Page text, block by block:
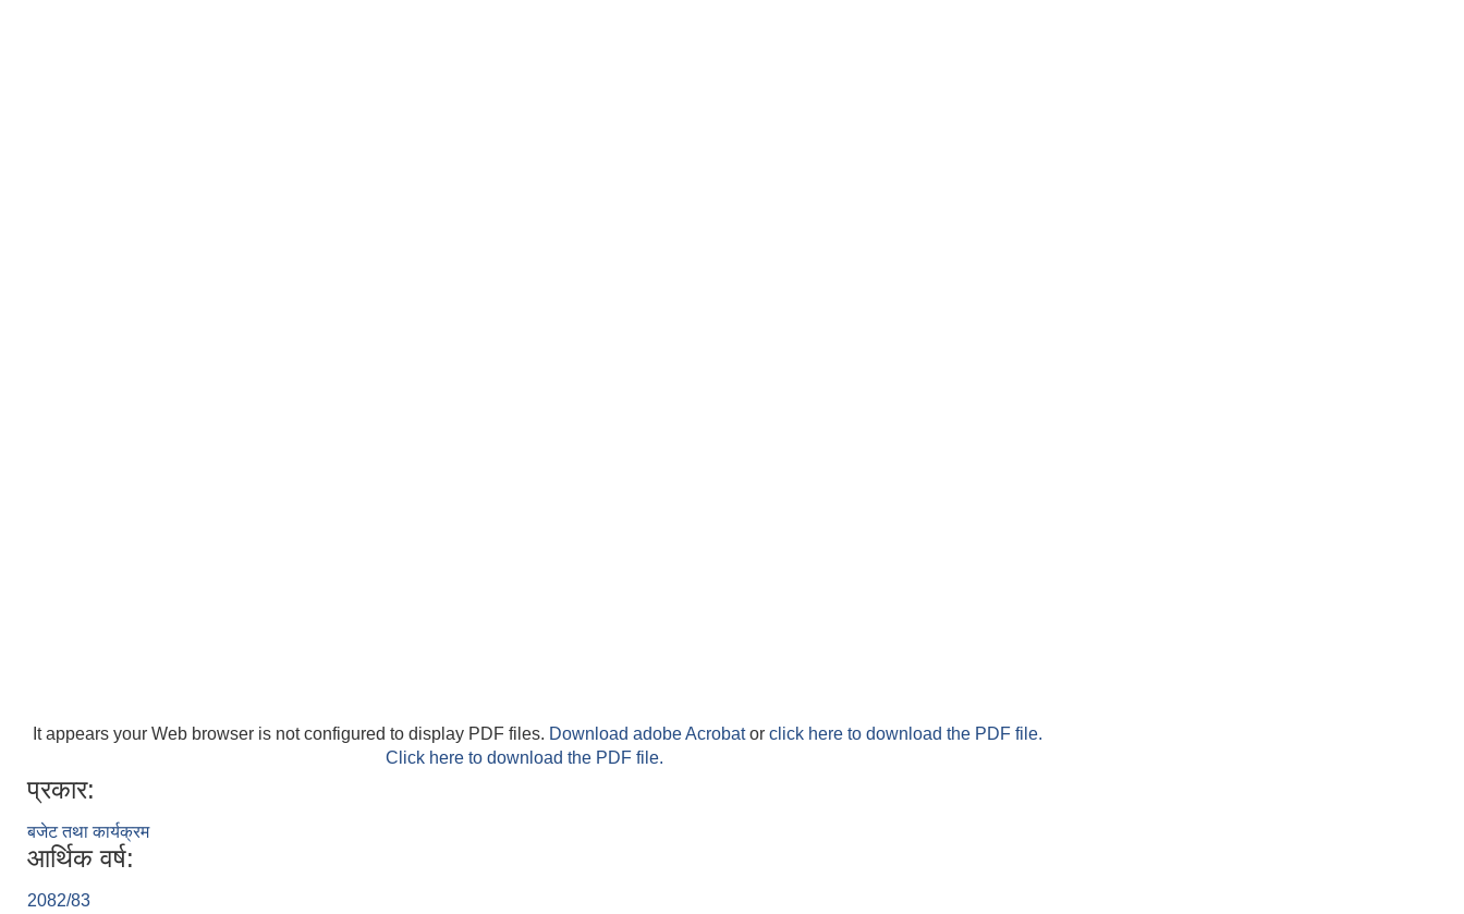
It appears your Web browser is not configured to display PDF files. Download adobe Acrobator click here to download the PDF file.
Click here to download the PDF file.
प्रकार:
बजेट तथा कार्यक्रम
आर्थिक वर्ष:
2082/83